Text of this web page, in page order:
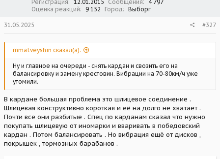
Регистрация 12.01.2015 Сообщения
4 797
Оценка реакций
9 152 Город Выборг
31.05.2025 #327
mmatveyshin сказал(а):
Ну и главное на очереди - снять кардан и свозить его на
балансировку и замену крестовин. Вибрации на 70-80км/ч уже
утомили.
В кардане большая проблема это шлицевое соединение .
Шлицевая конструктивно короткая и её на долго не хватает .
Почти все они разбитые . Спец по карданам сказал что нужно
покупать шлицевую от иномарки и вваривать в победовский
кардан . Потом балансировать . Но вибрация ещё от дисков ,
покрышек , тормозных барабанов .